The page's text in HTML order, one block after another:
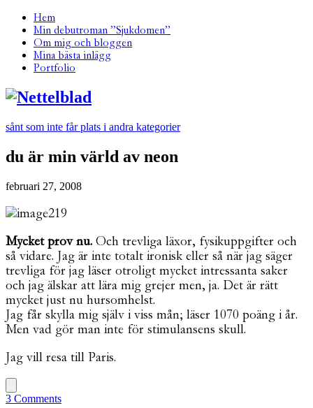
Hem
Min debutroman ”Sjukdomen”
Om mig och bloggen
Mina bästa inlägg
Portfolio
sånt som inte får plats i andra kategorier
du är min värld av neon
februari 27, 2008
Mycket prov nu. Och trevliga läxor, fysikuppgifter och
så vidare. Jag är inte totalt ironisk eller så när jag säger
trevliga för jag läser otroligt mycket intressanta saker
och jag älskar att lära mig grejer men, ja. Det är rätt
mycket just nu hursomhelst.
Jag får skylla mig själv i viss mån; läser 1070 poäng i år.
Men vad gör man inte för stimulansens skull.
Jag vill resa till Paris.
3 Comments